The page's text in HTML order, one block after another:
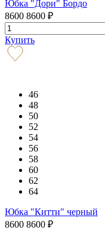
Юбка "Дори" Бордо
8600 8600 ₽
Купить
46
48
50
52
54
56
58
60
62
64
Юбка "Китти" черный
8600 8600 ₽